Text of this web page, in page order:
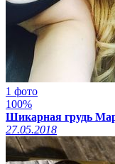
1 фото
100%
Шикарная грудь
27.05.2018